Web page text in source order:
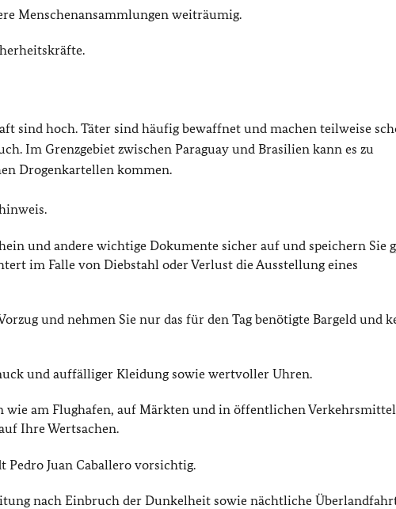
Menschenansammlungen weiträumig.
sind hoch. Täter sind häufig bewaffnet und machen teilweise
Im Grenzgebiet zwischen Paraguay und Brasilien kann es zu
Drogenkartellen kommen.
und andere wichtige Dokumente sicher auf und speichern Sie
im Falle von Diebstahl oder Verlust die Ausstellung eines
und nehmen Sie nur das für den Tag benötigte Bargeld und
und auffälliger Kleidung sowie wertvoller Uhren.
wie am Flughafen, auf Märkten und in öffentlichen
Ihre Wertsachen.
Pedro Juan Caballero vorsichtig.
nach Einbruch der Dunkelheit sowie nächtliche